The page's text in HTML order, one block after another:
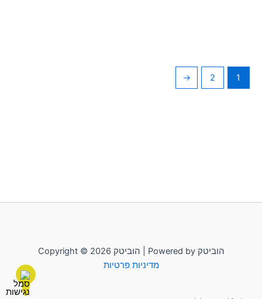
1
2
←
Copyright © 2026 הוביטק | Powered by הוביטק
מדיניות פרטיות